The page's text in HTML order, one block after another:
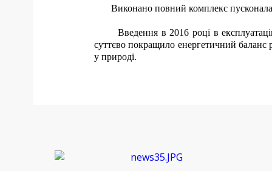
Виконано повний комплекс
Введення в 2016 році в експлуатацію
суттєво покращило енергетичний баланс
у природі.